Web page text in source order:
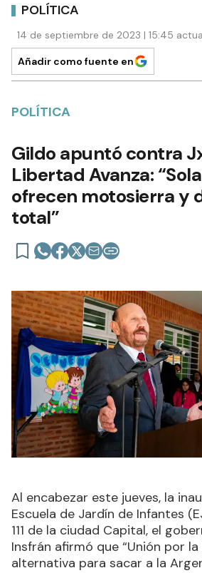
POLÍTICA
14 de septiembre de 2023 | 15:45
Añadir como fuente en
POLÍTICA
Gildo apuntó contra
Libertad Avanza:
ofrecen motosierra y
total”
Al encabezar este jueves, la
Escuela de Jardín de Infantes
111 de la ciudad Capital, el
Insfrán afirmó que “Unión por
alternativa para sacar a la